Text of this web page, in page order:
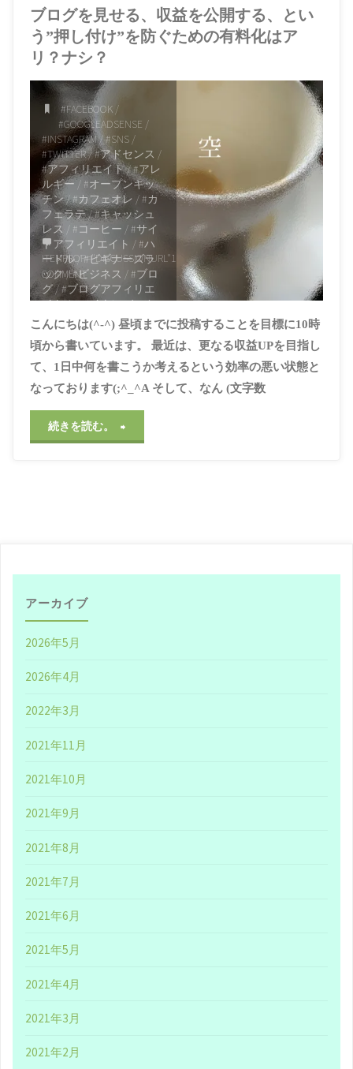
ブログを見せる、収益を公開する、とい
う”押し付け”を防ぐための有料化はア
リ？ナシ？
#FACEBOOK/
#GOOGLEADSENSE /
#INSTAGRAM/#SNS /
#TWITTER/#アドセンス /
#アフィリエイト/#アレ
ルギー/ #オープンキッ
チン/#カフェオレ /#カ
フェラテ/#キャッシュ
レス / #コーヒー / #サイ
トアフィリエイト / #ハ
ードル/#ビギナーズラ
ック/#ビジネス / #ブロ
グ/#ブログアフィリエ
イト/#マイナンバーカ
ード/#上島珈琲店/#分
析/#収益化
#広告収入
/#押し付け/#有料化 /#
目標/#目的意識
2021年3月29日, 2:53
ITEMPROP="DISCUSSIONURL"1
COMMENT
こんにちは(^-^) 昼頃までに投稿することを目標に10時
頃から書いています。 最近は、更なる収益UPを目指し
て、1日中何を書こうか考えるという効率の悪い状態と
なっております(;^_^A そして、なん (文字数
続きを読む。 "ブ
アーカイブ
2026年5月
2026年4月
2022年3月
2021年11月
2021年10月
2021年9月
2021年8月
2021年7月
2021年6月
2021年5月
2021年4月
2021年3月
2021年2月